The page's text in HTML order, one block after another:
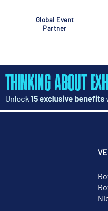
Global Event
Partner